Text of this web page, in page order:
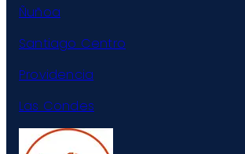
Ñuñoa
Santiago Centro
Providencia
Las Condes